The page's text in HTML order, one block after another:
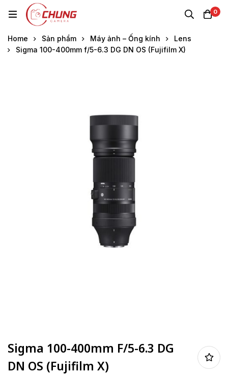
0
Home Sản phẩm Máy ảnh – Ống kính
Lens
Sigma 100-400mm f/5-6.3 DG DN OS (Fujifilm X)
Sigma 100-400mm F/5-6.3 DG
DN OS (Fujifilm X)